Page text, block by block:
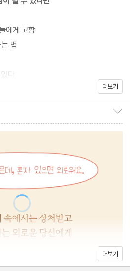
을 넘는다. 명절마다 빠지지 않는 잔소
만만 늘어놓는 직장 동료, 본인 이야기
서 어디를 가도 나를 침범하고 상처 입
안하다는 사과를 받아도, 마음 한구석에
도통 나을 생각이 없다. 밤마다 문득
덧나고, 아무렇지 않게 대하는 그 사람
관계가 힘들지 않을 방법이 『가까이하
고슴도치들에게』에 담겨 있다.
에게 고함
법
다
니?
는 법
말은 인스타가 듣는다
법
탓’ 그만두는 법
더보기
더보기